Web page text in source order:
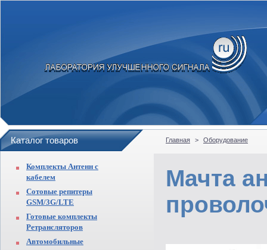
Каталог товаров
Комплекты Антенн с
кабелем
Сотовые репитеры
GSM/3G/LTE
Готовые комплекты
Ретрансляторов
Автомобильные
Главная > Оборудование
Мачта